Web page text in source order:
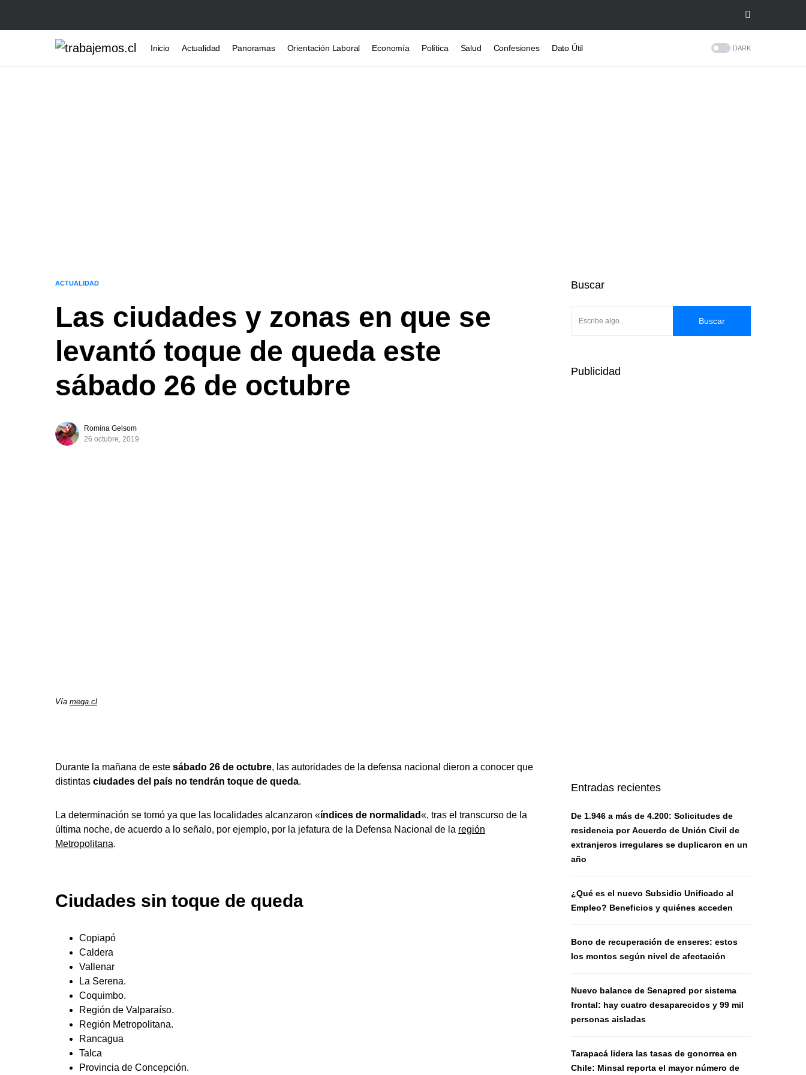
Inicio Actualidad Panoramas Orientación Laboral Economía Política Salud Confesiones Dato Útil DARK
ACTUALIDAD
Las ciudades y zonas en que se
levantó toque de queda este
sábado 26 de octubre
Romina Gelsom
26 octubre, 2019
Vía mega.cl
Durante la mañana de este sábado 26 de octubre, las autoridades de la defensa nacional dieron a conocer que
distintas ciudades del país no tendrán toque de queda.
La determinación se tomó ya que las localidades alcanzaron «índices de normalidad«, tras el transcurso de la
última noche, de acuerdo a lo señalo, por ejemplo, por la jefatura de la Defensa Nacional de la región
Metropolitana.
Ciudades sin toque de queda
Copiapó
Caldera
Vallenar
La Serena.
Coquimbo.
Región de Valparaíso.
Región Metropolitana.
Rancagua
Talca
Provincia de Concepción.
Buscar
Buscar
Publicidad
Entradas recientes
De 1.946 a más de 4.200: Solicitudes de
residencia por Acuerdo de Unión Civil de
extranjeros irregulares se duplicaron en un
año
¿Qué es el nuevo Subsidio Unificado al
Empleo? Beneficios y quiénes acceden
Bono de recuperación de enseres: estos
los montos según nivel de afectación
Nuevo balance de Senapred por sistema
frontal: hay cuatro desaparecidos y 99 mil
personas aisladas
Tarapacá lidera las tasas de gonorrea en
Chile: Minsal reporta el mayor número de